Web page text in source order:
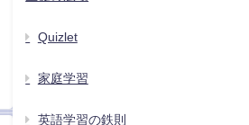
Quizlet
家庭学習
英語学習の鉄則